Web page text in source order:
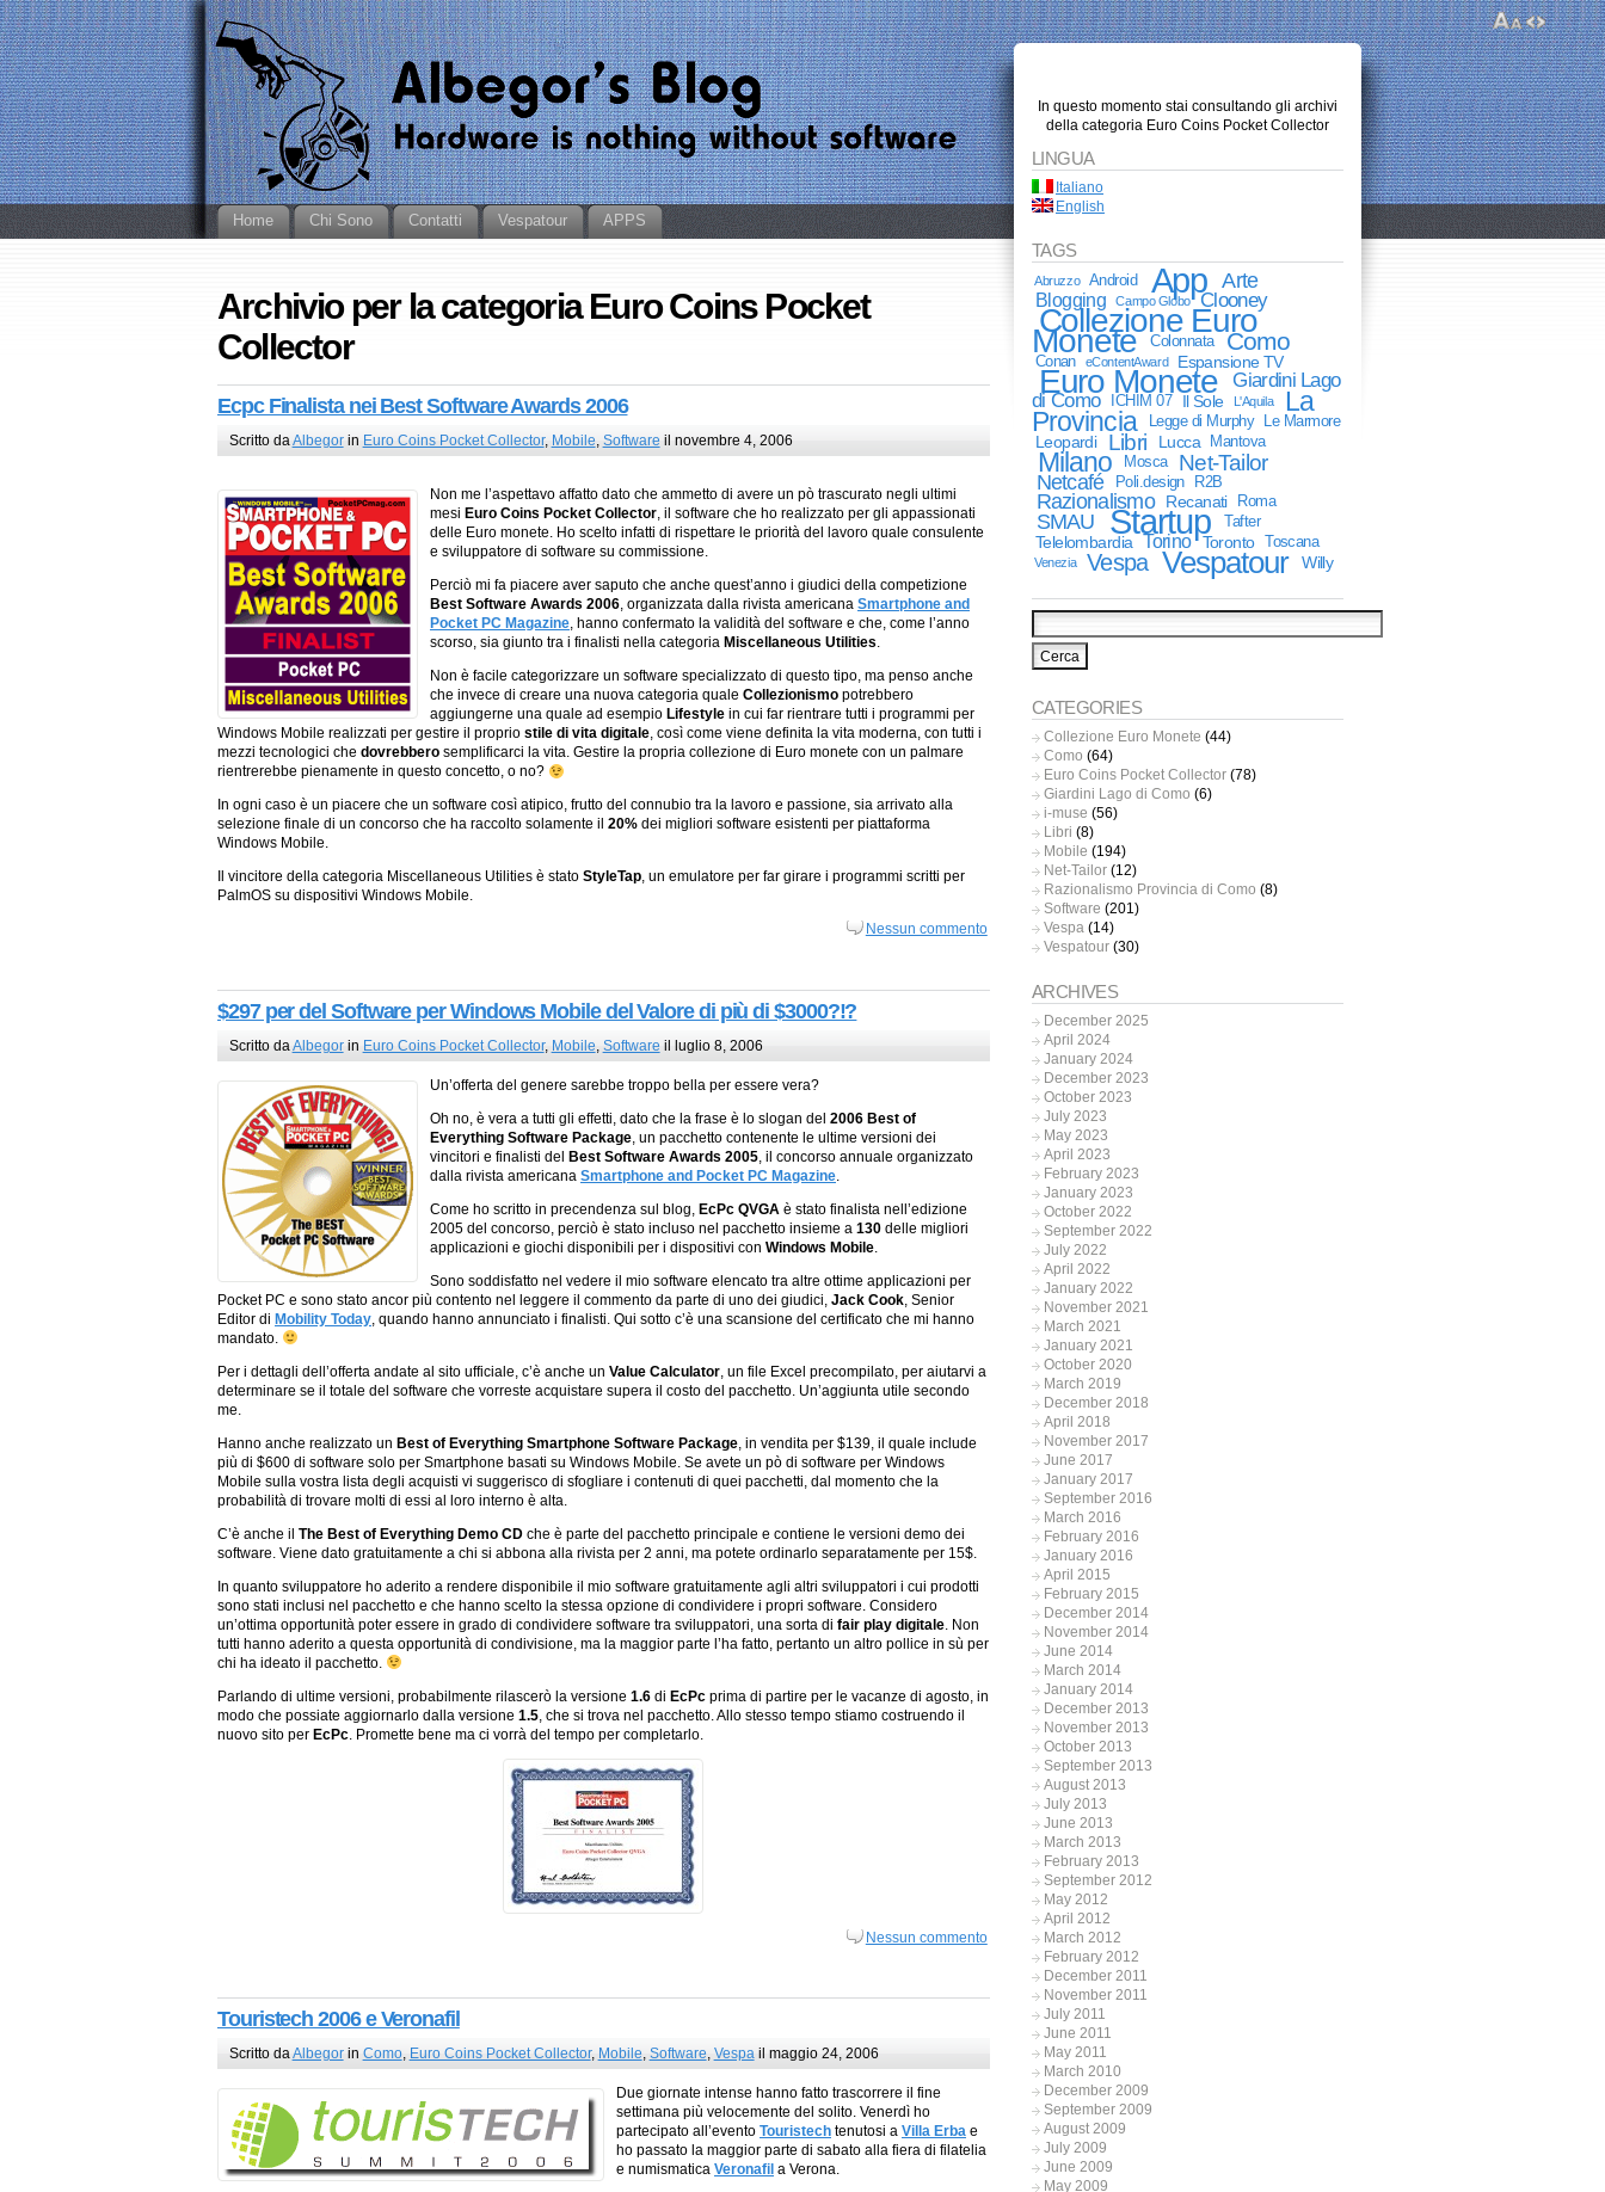
Home Chi Sono Contatti Vespatour APPS
Archivio per la categoria Euro Coins Pocket
Collector
Ecpc Finalista nei Best Software Awards 2006
Scritto da Albegorin Euro Coins Pocket Collector, Mobile, Softwareil novembre 4, 2006
Non me l’aspettavo affatto dato che ammetto di avere un pò trascurato negli ultimi
mesi Euro Coins Pocket Collector, il software che ho realizzato per gli appassionati
delle Euro monete. Ho scelto infatti di rispettare le priorità del lavoro quale consulente
e sviluppatore di software su commissione.
Perciò mi fa piacere aver saputo che anche quest’anno i giudici della competizione
Best Software Awards 2006, organizzata dalla rivista americana Smartphone and
Pocket PC Magazine, hanno confermato la validità del software e che, come l’anno
scorso, sia giunto tra i finalisti nella categoria Miscellaneous Utilities.
Non è facile categorizzare un software specializzato di questo tipo, ma penso anche
che invece di creare una nuova categoria quale Collezionismo potrebbero
aggiungerne una quale ad esempio Lifestyle in cui far rientrare tutti i programmi per
Windows Mobile realizzati per gestire il proprio stile di vita digitale, così come viene definita la vita moderna, con tutti i
mezzi tecnologici che dovrebbero semplificarci la vita. Gestire la propria collezione di Euro monete con un palmare
rientrerebbe pienamente in questo concetto, o no?
In ogni caso è un piacere che un software così atipico, frutto del connubio tra la lavoro e passione, sia arrivato alla
selezione finale di un concorso che ha raccolto solamente il 20% dei migliori software esistenti per piattaforma
Windows Mobile.
Il vincitore della categoria Miscellaneous Utilities è stato StyleTap, un emulatore per far girare i programmi scritti per
PalmOS su dispositivi Windows Mobile.
Nessun commento
$297 per del Software per Windows Mobile del Valore di più di $3000?!?
Scritto da Albegorin Euro Coins Pocket Collector, Mobile, Softwareil luglio 8, 2006
Un’offerta del genere sarebbe troppo bella per essere vera?
Oh no, è vera a tutti gli effetti, dato che la frase è lo slogan del 2006 Best of
Everything Software Package , un pacchetto contenente le ultime versioni dei
vincitori e finalisti del Best Software Awards 2005 , il concorso annuale organizzato
dalla rivista americana Smartphone and Pocket PC Magazine
Come ho scritto in precendenza sul blog, EcPc QVGA è stato finalista nell’edizione
2005 del concorso, perciò è stato incluso nel pacchetto insieme a 130 delle migliori
applicazioni e giochi disponibili per i dispositivi con Windows Mobile
Sono soddisfatto nel vedere il mio software elencato tra altre ottime applicazioni per
Pocket PC e sono stato ancor più contento nel leggere il commento da parte di uno dei giudici, Jack Cook , Senior
Editor di Mobility Today , quando hanno annunciato i finalisti. Qui sotto c’è una scansione del certificato che mi hanno
mandato.
Per i dettagli dell’offerta andate al sito ufficiale, c’è anche un Value Calculator , un file Excel precompilato, per aiutarvi a
determinare se il totale del software che vorreste acquistare supera il costo del pacchetto. Un’aggiunta utile secondo
me.
Hanno anche realizzato un Best of Everything Smartphone Software Package , in vendita per $139, il quale include
più di $600 di software solo per Smartphone basati su Windows Mobile. Se avete un pò di software per Windows
Mobile sulla vostra lista degli acquisti vi suggerisco di sfogliare i contenuti di quei pacchetti, dal momento che la
probabilità di trovare molti di essi al loro interno è alta.
C’è anche il The Best of Everything Demo CD che è parte del pacchetto principale e contiene le versioni demo dei
software. Viene dato gratuitamente a chi si abbona alla rivista per 2 anni, ma potete ordinarlo separatamente per 15$.
In quanto sviluppatore ho aderito a rendere disponibile il mio software gratuitamente agli altri sviluppatori i cui prodotti
sono stati inclusi nel pacchetto e che hanno scelto la stessa opzione di condividere i propri software. Considero
un’ottima opportunità poter essere in grado di condividere software tra sviluppatori, una sorta di fair play digitale . Non
tutti hanno aderito a questa opportunità di condivisione, ma la maggior parte l’ha fatto, pertanto un altro pollice in sù per
chi ha ideato il pacchetto.
Parlando di ultime versioni, probabilmente rilascerò la versione 1.6 di EcPc prima di partire per le vacanze di agosto, in
modo che possiate aggiornarlo dalla versione 1.5 , che si trova nel pacchetto. Allo stesso tempo stiamo costruendo il
nuovo sito per EcPc . Promette bene ma ci vorrà del tempo per completarlo.
Nessun commento
Touristech 2006 e Veronafil
Scritto daAlbegorin Como, Euro Coins Pocket Collector, Mobile, Software, Vespail maggio 24, 2006
Due giornate intense hanno fatto trascorrere il fine
settimana più velocemente del solito. Venerdì ho
partecipato all’evento Touristech tenutosi a Villa Erba e
ho passato la maggior parte di sabato alla fiera di filatelia
e numismatica Veronafil a Verona.
In questo momento stai consultando gli archivi
della categoria Euro Coins Pocket Collector
LINGUA
Italiano
English
TAGS
Abruzzo Android App Arte
Blogging Campo Globo Clooney
Collezione Euro
Monete Colonnata Como
Conan eContentAward Espansione TV
Euro Monete
Giardini Lago
di Como
ICHIM 07 Il Sole L'Aquila La
Provincia Legge di Murphy Le Marmore
Leopardi Libri Lucca Mantova
Milano Mosca Net-Tailor
Netcafé Poli.design R2B
Razionalismo Recanati Roma
SMAU Startup Tafter
Telelombardia Torino Toronto Toscana
Venezia Vespa Vespatour Willy
CATEGORIES
Collezione Euro Monete (44)
Como (64)
Euro Coins Pocket Collector(78)
Giardini Lago di Como (6)
i-muse (56)
Libri (8)
Mobile (194)
Net-Tailor(12)
Razionalismo Provincia di Como (8)
Software (201)
Vespa(14)
Vespatour(30)
ARCHIVES
December 2025
April 2024
January 2024
December 2023
October 2023
July 2023
May 2023
April 2023
February 2023
January 2023
October 2022
September 2022
July 2022
April 2022
January 2022
November 2021
March 2021
January 2021
October 2020
March 2019
December 2018
April 2018
November 2017
June 2017
January 2017
September 2016
March 2016
February 2016
January 2016
April 2015
February 2015
December 2014
November 2014
June 2014
March 2014
January 2014
December 2013
November 2013
October 2013
September 2013
August 2013
July 2013
June 2013
March 2013
February 2013
September 2012
May 2012
April 2012
March 2012
February 2012
December 2011
November 2011
July 2011
June 2011
May 2011
March 2010
December 2009
September 2009
August 2009
July 2009
June 2009
May 2009